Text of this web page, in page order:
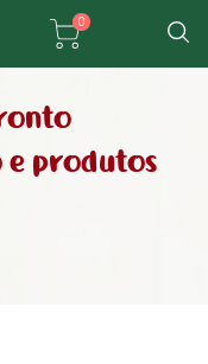
0
e produtos